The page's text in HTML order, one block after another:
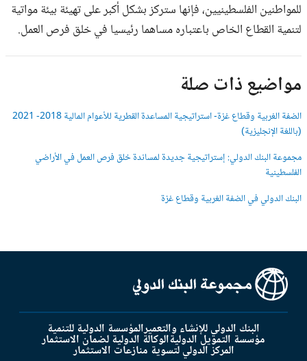
للمواطنين الفلسطينيين، فإنها ستركز بشكل أكبر على تهيئة بيئة مواتية
لتنمية القطاع الخاص باعتباره مساهما رئيسيا في خلق فرص العمل.
مواضيع ذات صلة
الضفة الغربية وقطاع غزة- استراتيجية المساعدة القطرية للأعوام المالية 2018- 2021
(باللغة الإنجليزية)
مجموعة البنك الدولي: إستراتيجية جديدة لمساندة خلق فرص العمل في الأراضي
الفلسطينية
البنك الدولي في الضفة الغربية وقطاع غزة
البنك الدولي للإنشاء والتعميرالمؤسسة الدولية للتنمية
مؤسسة التمويل الدوليةالوكالة الدولية لضمان الاستثمار
المركز الدولي لتسوية منازعات الاستثمار